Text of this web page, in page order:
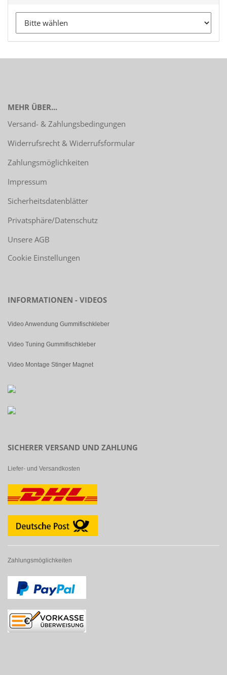
MEHR ÜBER...
Versand- & Zahlungsbedingungen
Widerrufsrecht & Widerrufsformular
Zahlungsmöglichkeiten
Impressum
Sicherheitsdatenblätter
Privatsphäre/Datenschutz
Unsere AGB
Cookie Einstellungen
INFORMATIONEN - VIDEOS
Video Anwendung Gummifischkleber
Video Tuning Gummifischkleber
Video Montage Stinger Magnet
SICHERER VERSAND UND ZAHLUNG
Liefer- und Versandkosten
Zahlungsmöglichkeiten